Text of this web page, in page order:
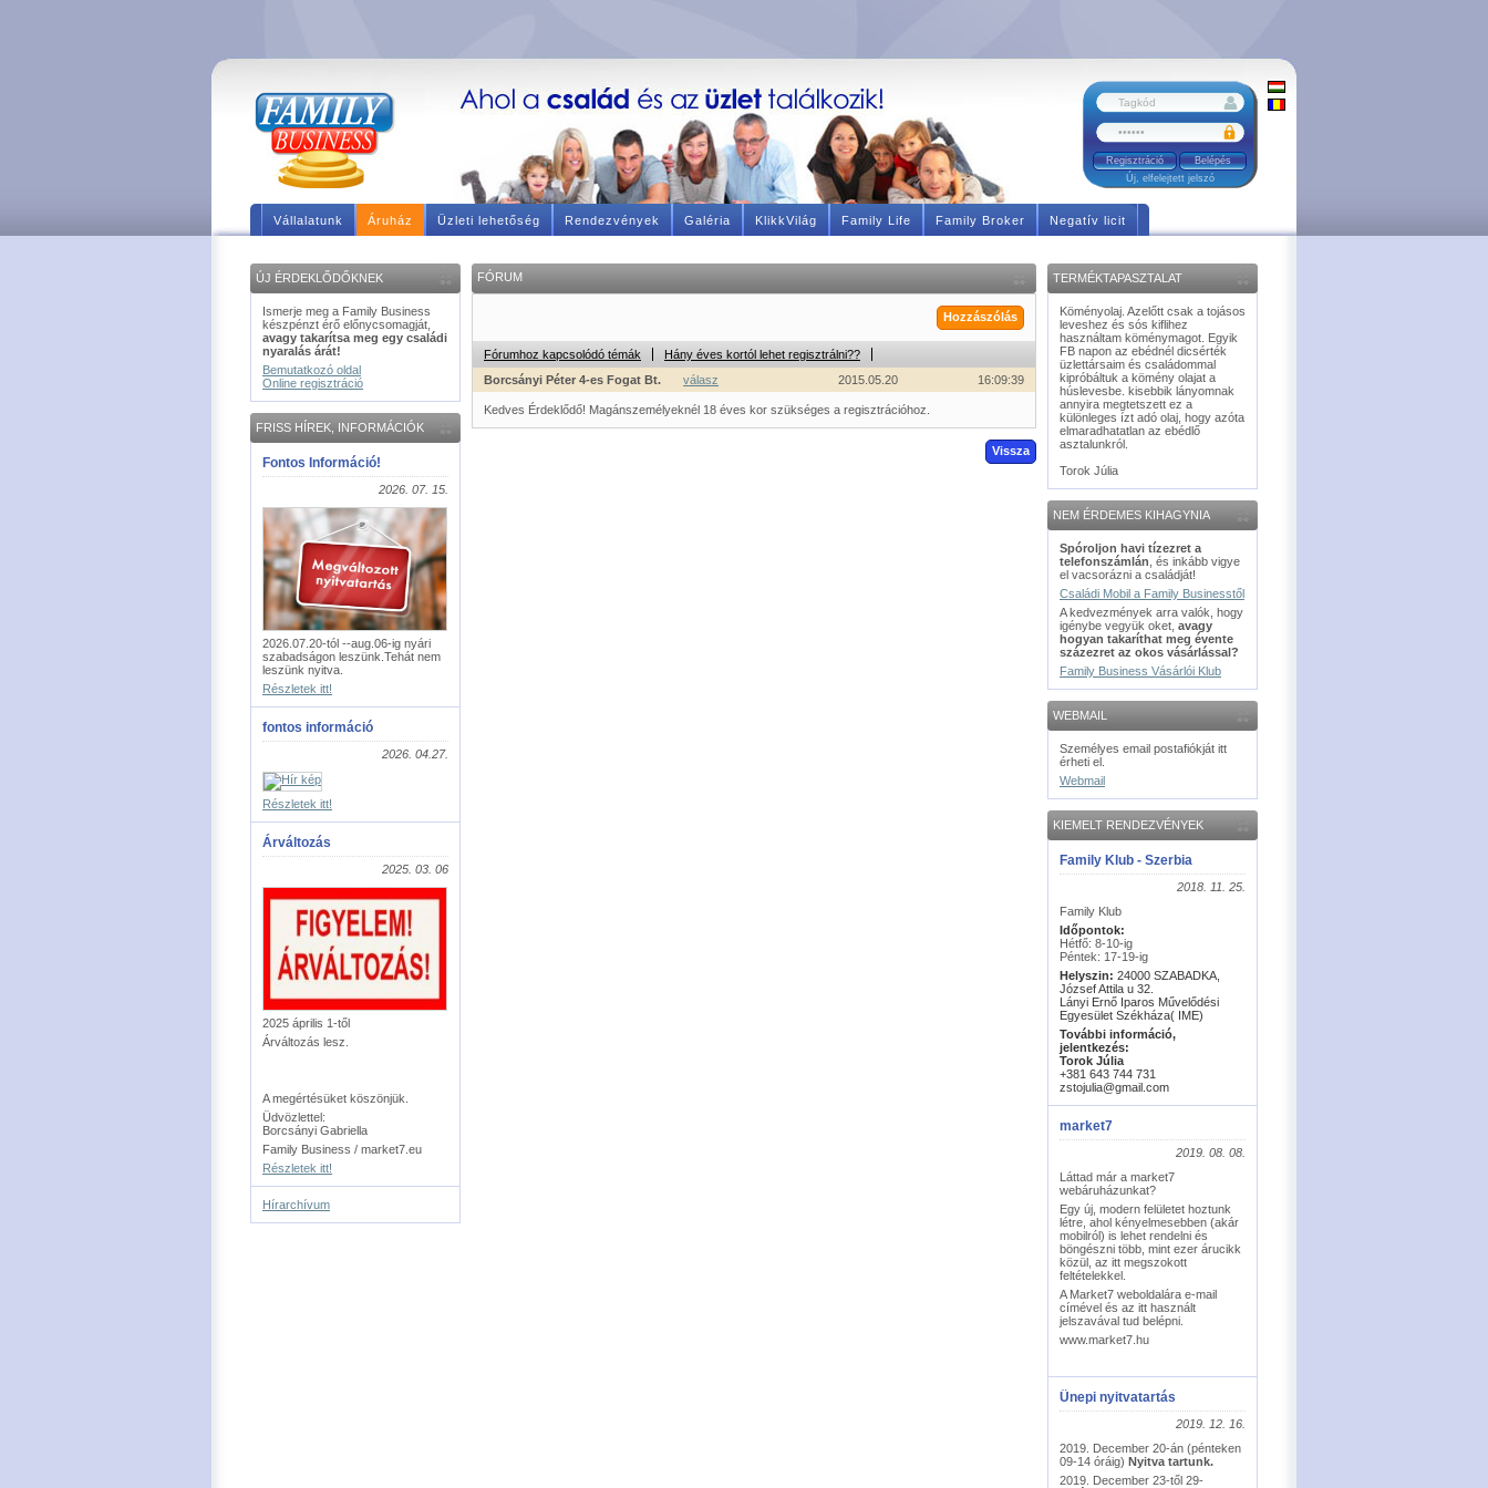
Regisztráció
Új, elfelejtett jelszó
Vállalatunk Áruház Üzleti lehetőség Rendezvények Galéria KlikkVilág Family Life Family Broker Negatív licit
ÚJ ÉRDEKLŐDŐKNEK
Ismerje meg a Family Business
készpénzt érő előnycsomagját,
avagy takarítsa meg egy családi
nyaralás árát!
Bemutatkozó oldal
Online regisztráció
FRISS HÍREK, INFORMÁCIÓK
Fontos Információ!
2026. 07. 15.
2026.07.20-tól --aug.06-ig nyári
szabadságon leszünk.Tehát nem
leszünk nyitva.
Részletek itt!
fontos információ
2026. 04.27.
Részletek itt!
Árváltozás
2025. 03. 06
2025 április 1-től
Árváltozás lesz.
A megértésüket köszönjük.
Üdvözlettel:
Borcsányi Gabriella
Family Business / market7.eu
Részletek itt!
Hírarchívum
FÓRUM
Hozzászólás
Fórumhoz kapcsolódó témák
Hány éves kortól lehet regisztrálni??
Borcsányi Péter 4-es Fogat Bt.
válasz 2015.05.20 16:09:39
Kedves Érdeklődő! Magánszemélyeknél 18 éves kor szükséges a regisztrációhoz.
Vissza
TERMÉKTAPASZTALAT
Köményolaj. Azelőtt csak a tojásos
leveshez és sós kiflihez
használtam köménymagot. Egyik
FB napon az ebédnél dicsérték
üzlettársaim és családommal
kipróbáltuk a kömény olajat a
húslevesbe. kisebbik lányomnak
annyira megtetszett ez a
különleges ízt adó olaj, hogy azóta
elmaradhatatlan az ebédlő
asztalunkról.
Torok Júlia
NEM ÉRDEMES KIHAGYNIA
Spóroljon havi tízezret a
telefonszámlán , és inkább vigye
el vacsorázni a családját!
Családi Mobil a Family Businesstől
A kedvezmények arra valók, hogy
igénybe vegyük oket, avagy
hogyan takaríthat meg évente
százezret az okos vásárlással?
Family Business Vásárlói Klub
WEBMAIL
Személyes email postafiókját itt
érheti el.
Webmail
KIEMELT RENDEZVÉNYEK
Family Klub - Szerbia
2018. 11. 25.
Family Klub
Időpontok:
Hétfő: 8-10-ig
Péntek: 17-19-ig
Helyszin: 24000 SZABADKA,
József Attila u 32.
Lányi Ernő Iparos Művelődési
Egyesület Székháza( IME)
További információ,
jelentkezés:
Torok Júlia
+381 643 744 731
zstojulia@gmail.com
market7
2019. 08. 08.
Láttad már a market7
webáruházunkat?
Egy új, modern felületet hoztunk
létre, ahol kényelmesebben (akár
mobilról) is lehet rendelni és
böngészni több, mint ezer árucikk
közül, az itt megszokott
feltételekkel.
A Market7 weboldalára e-mail
címével és az itt használt
jelszavával tud belépni.
www.market7.hu
Ünepi nyitvatartás
2019. 12. 16.
2019. December 20-án (pénteken
09-14 óráig) Nyitva tartunk.
2019. December 23-től 29-